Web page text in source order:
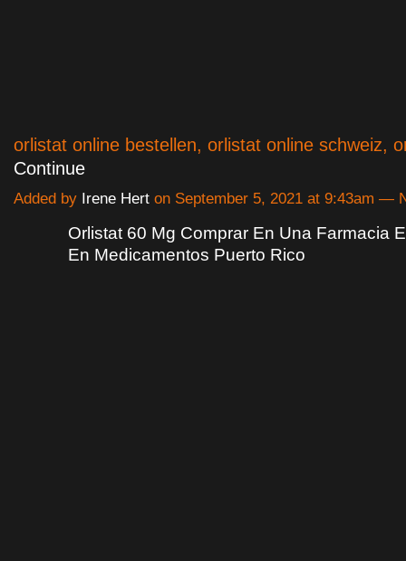
orlistat online bestellen, orlistat online schweiz,
Continue
Added by Irene Hert on September 5, 2021 at 9:43am —
Orlistat 60 Mg Comprar En Una Farmacia
En Medicamentos Puerto Rico